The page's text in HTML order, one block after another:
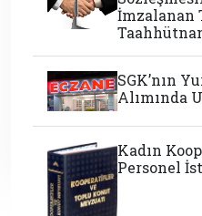
İmzalanan
SGK’nın
Alımında
Kadın
Personel